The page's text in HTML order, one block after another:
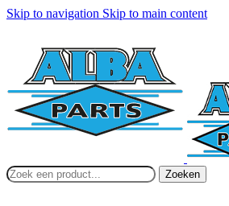
Skip to navigation Skip to main content
Zoeken